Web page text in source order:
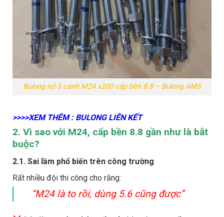
Bulong nở 3 cánh M24 x200 cấp bền 8.8 – Bulong AMS
>>>>XEM THÊM : BULONG LIÊN KẾT
2. Vì sao với M24, cấp bền 8.8 gần như là bắt
buộc?
2.1. Sai lầm phổ biến trên công trường
Rất nhiều đội thi công cho rằng:
“M24 là to rồi, dùng 5.6 cũng được”